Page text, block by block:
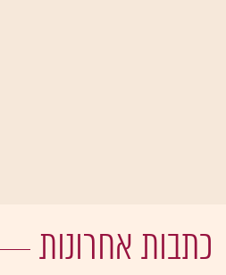
כתבות אחרונות